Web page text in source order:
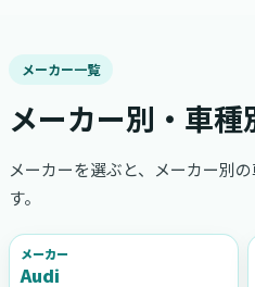
メーカー一覧
メーカー別・車
メーカーを選ぶと、メーカー別
す。
メーカー
Audi